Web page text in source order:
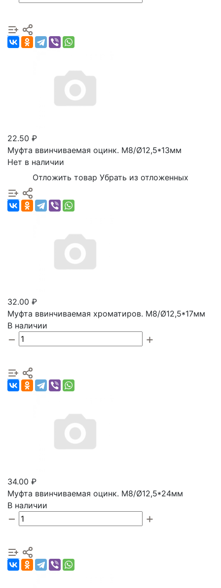
22.50 ₽
Муфта ввинчиваемая оцинк. М8/Ø12,5*13мм
Нет в наличии
Отложить товар Убрать из отложенных
32.00 ₽
Муфта ввинчиваемая хроматиров. М8/Ø12,5*17мм
В наличии
34.00 ₽
Муфта ввинчиваемая оцинк. М8/Ø12,5*24мм
В наличии